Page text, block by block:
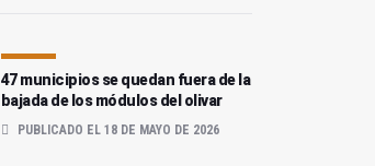
47 municipios se quedan fuera de la
bajada de los módulos del olivar
PUBLICADO EL 18 DE MAYO DE 2026